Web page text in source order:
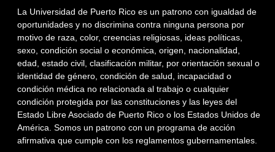
La Universidad de Puerto Rico es un patrono con igualdad de
oportunidades y no discrimina contra ninguna persona por
motivo de raza, color, creencias religiosas, ideas políticas,
sexo, condición social o económica, origen, nacionalidad,
edad, estado civil, clasificación militar, por orientación sexual o
identidad de género, condición de salud, incapacidad o
condición médica no relacionada al trabajo o cualquier
condición protegida por las constituciones y las leyes del
Estado Libre Asociado de Puerto Rico o los Estados Unidos de
América. Somos un patrono con un programa de acción
afirmativa que cumple con los reglamentos gubernamentales.